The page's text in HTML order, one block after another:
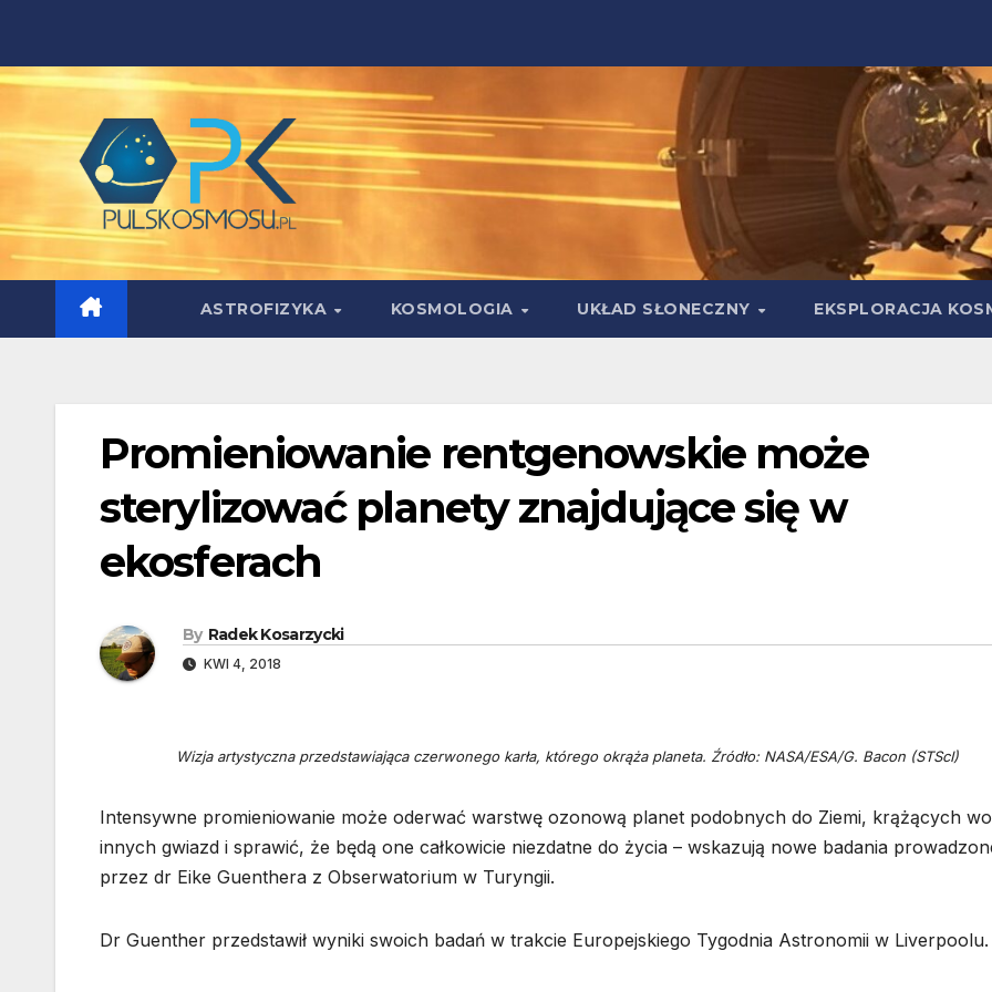
content
ASTROFIZYKA KOSMOLOGIA UKŁAD SŁONECZNY EKSPLORACJA
Promieniowanie rentgenowskie może
sterylizować planety znajdujące się w
ekosferach
By Radek Kosarzycki
KWI 4, 2018
Wizja artystyczna przedstawiająca czerwonego karła, którego okrąża planeta. Źródło: NASA/ESA/G. Bacon (STScI)
Intensywne promieniowanie może oderwać warstwę ozonową planet podobnych do Ziemi, krążących
innych gwiazd i sprawić, że będą one całkowicie niezdatne do życia – wskazują nowe badania
przez dr Eike Guenthera z Obserwatorium w Turyngii.
Dr Guenther przedstawił wyniki swoich badań w trakcie Europejskiego Tygodnia Astronomii w Liverpoolu.